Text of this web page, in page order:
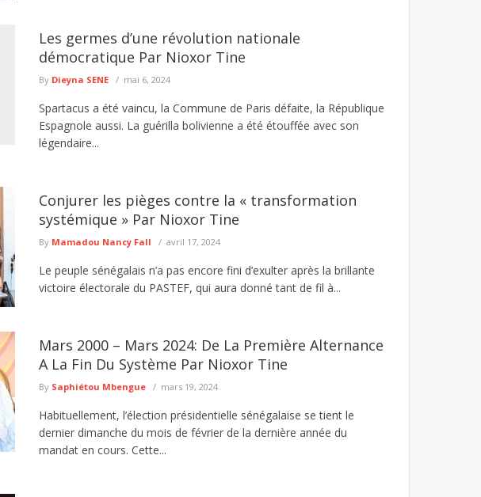
Les germes d’une révolution nationale
démocratique Par Nioxor Tine
By Dieyna SENE mai 6, 2024
Spartacus a été vaincu, la Commune de Paris défaite, la République
Espagnole aussi. La guérilla bolivienne a été étouffée avec son
légendaire...
Conjurer les pièges contre la « transformation
systémique » Par Nioxor Tine
By Mamadou Nancy Fall avril 17, 2024
Le peuple sénégalais n’a pas encore fini d’exulter après la brillante
victoire électorale du PASTEF, qui aura donné tant de fil à...
Mars 2000 – Mars 2024: De La Première Alternance
A La Fin Du Système Par Nioxor Tine
By Saphiétou Mbengue mars 19, 2024
Habituellement, l’élection présidentielle sénégalaise se tient le
dernier dimanche du mois de février de la dernière année du
mandat en cours. Cette...